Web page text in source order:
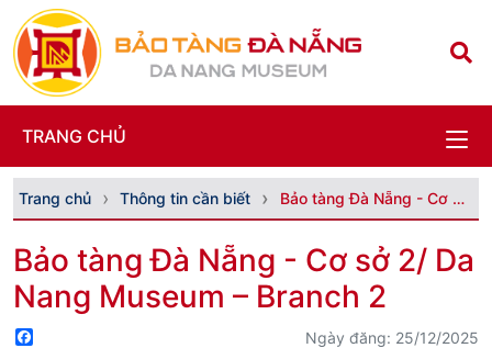
TRANG CHỦ
Trang chủ Thông tin cần biết Bảo tàng Đà Nẵng - Cơ sở 2/ Da Nang Museum – Branc...
Bảo tàng Đà Nẵng - Cơ sở 2/ Da
Nang Museum – Branch 2
Ngày đăng: 25/12/2025